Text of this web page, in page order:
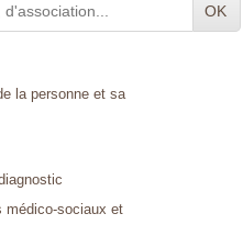
OK
la personne et sa
médico-sociaux et